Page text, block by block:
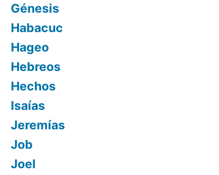
Génesis
Habacuc
Hageo
Hebreos
Hechos
Isaías
Jeremías
Job
Joel